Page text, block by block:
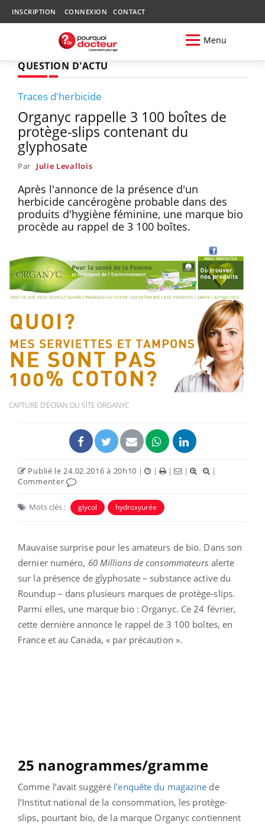
INSCRIPTION CONNEXION CONTACT
Menu
QUESTION D'ACTU
Traces d'herbicide
Organyc rappelle 3 100 boîtes de
protège-slips contenant du
glyphosate
Par Julie Levallois
Après l'annonce de la présence d'un
herbicide cancérogène probable dans des
produits d'hygiène féminine, une marque bio
procède au rappel de 3 100 boîtes.
CAPTURE D'ÉCRAN DU SITE ORGANYC
Publié le 24.02.2016 à 20h10 | | | |
|
Commenter
Mots clés : glycol hydroxyurée
Mauvaise surprise pour les amateurs de bio. Dans son
dernier numéro, 60 Millions de consommateurs alerte
sur la présence de glyphosate – substance active du
Roundup – dans plusieurs marques de protège-slips.
Parmi elles, une marque bio : Organyc. Ce 24 février,
cette dernière annonce le rappel de 3 100 boîtes, en
France et au Canada, « par précaution ».
25 nanogrammes/gramme
Comme l’avait suggéré l’enquête du magazine de
l’Institut national de la consommation, les protège-
slips, pourtant bio, de la marque Organyc contiennent